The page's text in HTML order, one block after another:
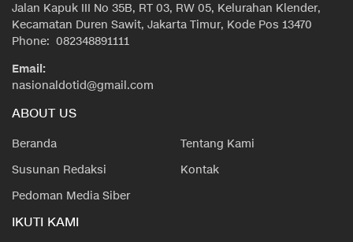
Jalan Kapuk III No 35B, RT 03, RW 05, Kelurahan Klender,
Kecamatan Duren Sawit, Jakarta Timur, Kode Pos 13470
Phone: 082348891111
Email:
nasionaldotid@gmail.com
ABOUT US
Beranda
Tentang Kami
Susunan Redaksi
Kontak
Pedoman Media Siber
IKUTI KAMI